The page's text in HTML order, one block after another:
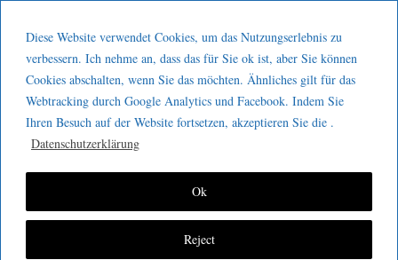
Diese Website verwendet Cookies, um das Nutzungserlebnis zu
verbessern. Ich nehme an, dass das für Sie ok ist, aber Sie können
Cookies abschalten, wenn Sie das möchten. Ähnliches gilt für das
Webtracking durch Google Analytics und Facebook. Indem Sie
Ihren Besuch auf der Website fortsetzen, akzeptieren Sie die .
Datenschutzerklärung
Reject
Ok
GeeMco :
Götz Müller
Consulting
Was passiert, wenn Probleme
nicht sofort angegangen
werden?